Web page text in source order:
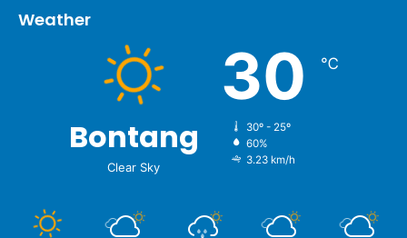
Weather
Bontang
Clear Sky
30 ℃
30º - 25º
60%
3.23 km/h